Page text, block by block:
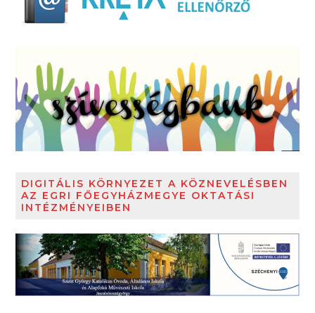
DIGITÁLIS KÖRNYEZET A KÖZNEVELÉSBEN
AZ EGRI FŐEGYHÁZMEGYE OKTATÁSI
INTÉZMÉNYEIBEN